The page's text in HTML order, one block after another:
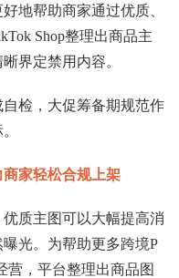
地帮助商家通过优质、
Shop整理出商品主
晰界定禁用内容。
检，大促筹备期规范作
家轻松合规上架
质主图可以大幅提高消
光。为帮助更多跨境P
营，平台整理出商品图